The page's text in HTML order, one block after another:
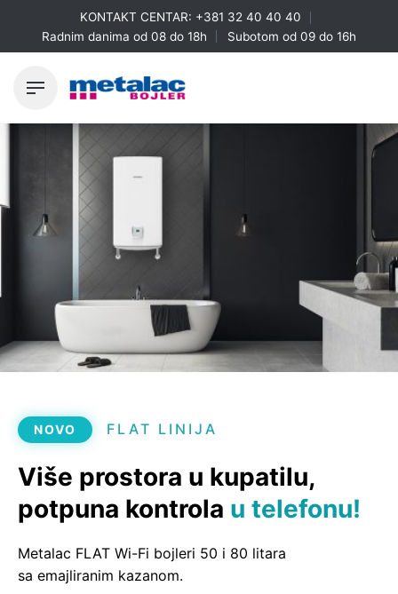
content
KONTAKT CENTAR: +381 32 40 40 40
Radnim danima od 08 do 18h
Subotom od 09 do 16h
NOVO FLAT LINIJA
Više prostora u kupatilu,
potpuna kontrola u telefonu!
Metalac FLAT Wi-Fi bojleri 50 i 80 litara
sa emajliranim kazanom.